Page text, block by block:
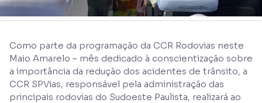
Como parte da programação da CCR Rodovias neste
Maio Amarelo – mês dedicado à conscientização sobre
a importância da redução dos acidentes de trânsito, a
CCR SPVias, responsável pela administração das
principais rodovias do Sudoeste Paulista, realizará ao